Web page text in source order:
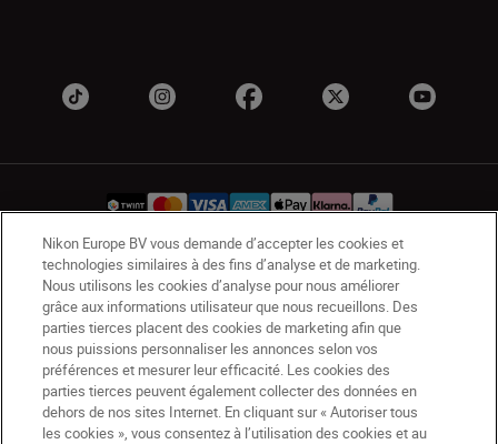
CH Nikon Sites
Contactez-nous
Avis de confidentialité
Conditions d’utilisation
CVG de la boutique Nikon Store
Notice d’information sur les cookies
Accessibilité
Paramètres des cookies
Nikon Europe BV vous demande d’accepter les cookies et
technologies similaires à des fins d’analyse et de marketing.
Nous utilisons les cookies d’analyse pour nous améliorer
grâce aux informations utilisateur que nous recueillons. Des
parties tierces placent des cookies de marketing afin que
nous puissions personnaliser les annonces selon vos
préférences et mesurer leur efficacité. Les cookies des
parties tierces peuvent également collecter des données en
dehors de nos sites Internet. En cliquant sur « Autoriser tous
les cookies », vous consentez à l’utilisation des cookies et au